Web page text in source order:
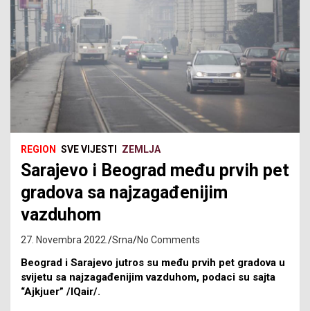
REGION SVE VIJESTI ZEMLJA
Sarajevo i Beograd među prvih pet
gradova sa najzagađenijim
vazduhom
27. Novembra 2022. Srna No Comments
Beograd i Sarajevo jutros su među prvih pet gradova u
svijetu sa najzagađenijim vazduhom, podaci su sajta
“Ajkjuer” /IQair/.